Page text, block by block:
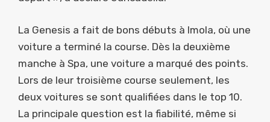
La Genesis a fait de bons débuts à Imola, où une
voiture a terminé la course. Dès la deuxième
manche à Spa, une voiture a marqué des points.
Lors de leur troisième course seulement, les
deux voitures se sont qualifiées dans le top 10.
La principale question est la fiabilité, même si